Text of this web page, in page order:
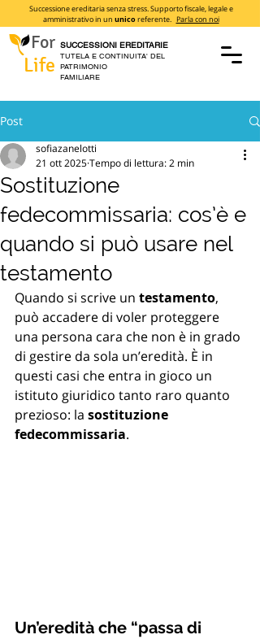
For
Life
SUCCESSIONI EREDITARIE
TUTELA E CONTINUITA' DEL
PATRIMONIO
FAMILIARE
Successione ereditaria senza stress. Supporto fiscale, legale e
amministrativo in un unicoreferente. Parla con noi
Post
Sostituzione
fedecommissaria: cos’è e
quando si può usare nel
testamento
sofiazanelotti
21 ott 2025Tempo di lettura: 2 min
Quando si scrive un testamento,
può accadere di voler proteggere
una persona cara che non è in grado
di gestire da sola un’eredità. È in
questi casi che entra in gioco un
istituto giuridico tanto raro quanto
prezioso: la sostituzione
fedecommissaria.
Un’eredità che “passa di